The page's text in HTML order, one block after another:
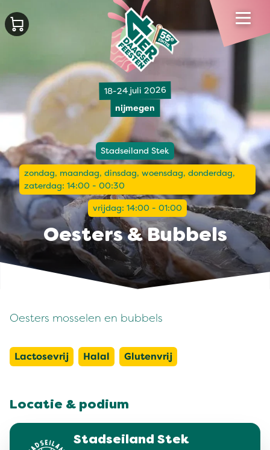
18-24 juli 2026
nijmegen
Stadseiland Stek
zondag, maandag, dinsdag, woensdag, donderdag,
zaterdag: 14:00 - 00:30
vrijdag: 14:00 - 01:00
Oesters & Bubbels
Oesters mosselen en bubbels
Lactosevrij Halal Glutenvrij
Locatie & podium
Stadseiland Stek